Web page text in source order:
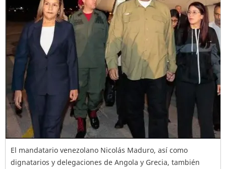
El mandatario venezolano Nicolás Maduro, así como
dignatarios y delegaciones de Angola y Grecia, también